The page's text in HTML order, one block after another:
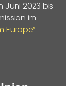
Juni 2023 bis
im
Europe“